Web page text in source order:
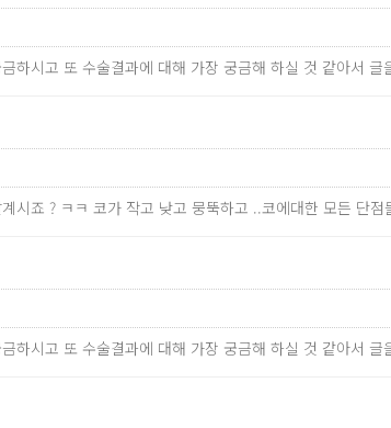
하시고 또 수술결과에 대해 가장 궁금해 하실 것 같아서
시죠 ? ㅋㅋ 코가 작고 낮고 뭉뚝하고 ..코에대한 모든 단
하시고 또 수술결과에 대해 가장 궁금해 하실 것 같아서